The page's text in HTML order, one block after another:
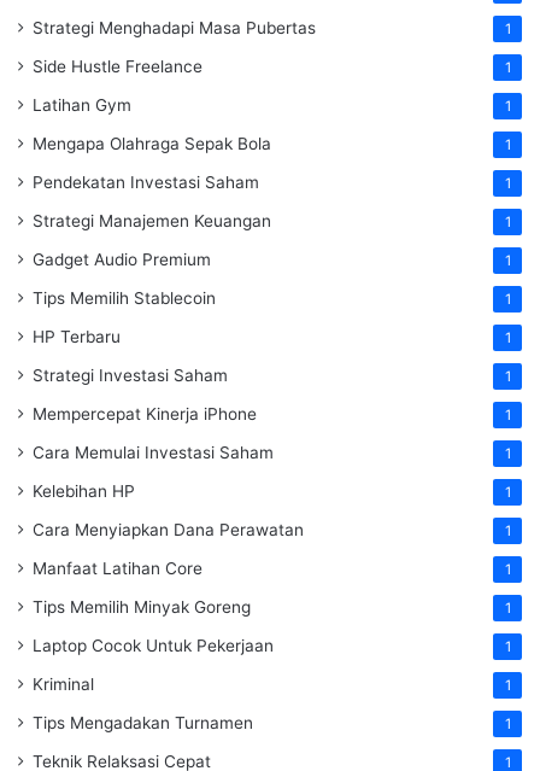
Strategi Menghadapi Masa Pubertas 1
Side Hustle Freelance 1
Latihan Gym 1
Mengapa Olahraga Sepak Bola 1
Pendekatan Investasi Saham 1
Strategi Manajemen Keuangan 1
Gadget Audio Premium 1
Tips Memilih Stablecoin 1
HP Terbaru 1
Strategi Investasi Saham 1
Mempercepat Kinerja iPhone 1
Cara Memulai Investasi Saham 1
Kelebihan HP 1
Cara Menyiapkan Dana Perawatan 1
Manfaat Latihan Core 1
Tips Memilih Minyak Goreng 1
Laptop Cocok Untuk Pekerjaan 1
Kriminal 1
Tips Mengadakan Turnamen 1
Teknik Relaksasi Cepat 1